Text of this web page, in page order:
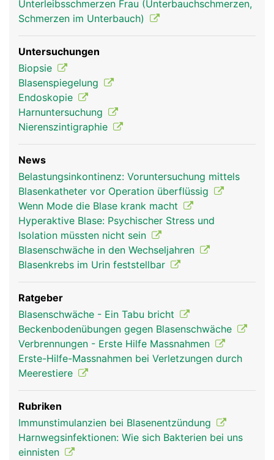
Unterleibsschmerzen Frau (Unterbauchschmerzen,
Schmerzen im Unterbauch)
Untersuchungen
Biopsie
Blasenspiegelung
Endoskopie
Harnuntersuchung
Nierenszintigraphie
News
Belastungsinkontinenz: Voruntersuchung mittels
Blasenkatheter vor Operation überflüssig
Wenn Mode die Blase krank macht
Hyperaktive Blase: Psychischer Stress und
Isolation müssten nicht sein
Blasenschwäche in den Wechseljahren
Blasenkrebs im Urin feststellbar
Ratgeber
Blasenschwäche - Ein Tabu bricht
Beckenbodenübungen gegen Blasenschwäche
Verbrennungen - Erste Hilfe Massnahmen
Erste-Hilfe-Massnahmen bei Verletzungen durch
Meerestiere
Rubriken
Immunstimulanzien bei Blasenentzündung
Harnwegsinfektionen: Wie sich Bakterien bei uns
einnisten